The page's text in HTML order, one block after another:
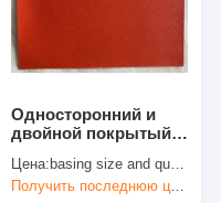
Односторонний и
двойной покрытый
покрытием
стекловолокно/
Цена: basing size and quantity